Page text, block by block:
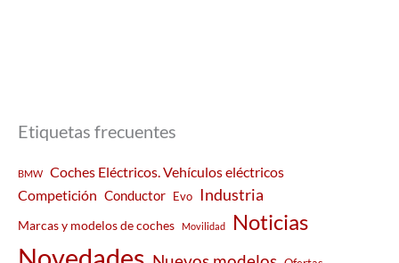
Etiquetas frecuentes
BMW
Coches Eléctricos. Vehículos eléctricos
Competición Conductor Evo Industria
Marcas y modelos de coches Movilidad Noticias